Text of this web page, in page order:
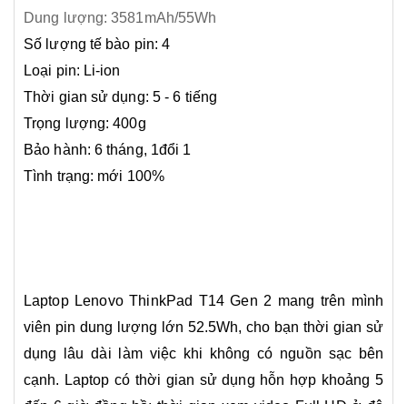
Dung lượng: 3581mAh/55Wh
Số lượng tế bào pin: 4
Loại pin: Li-ion
Thời gian sử dụng: 5 - 6 tiếng
Trọng lượng: 400g
Bảo hành: 6 tháng, 1đổi 1
Tình trạng: mới 100%
Laptop Lenovo ThinkPad T14 Gen 2 mang trên mình
viên pin dung lượng lớn 52.5Wh, cho bạn thời gian sử
dụng lâu dài làm việc khi không có nguồn sạc bên
cạnh. Laptop có thời gian sử dụng hỗn hợp khoảng 5